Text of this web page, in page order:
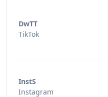
DwTT
TikTok
InstS
Instagram